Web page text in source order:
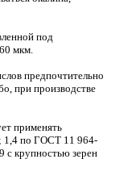
под
мкм.
предпочтительно
при производстве
применять
1,4 по ГОСТ 11 964-
с крупностью зерен